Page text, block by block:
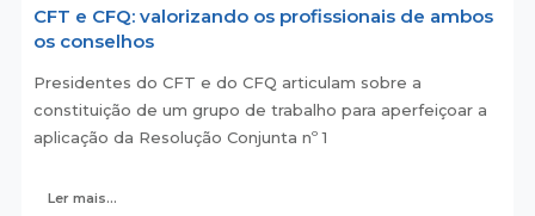
CFT e CFQ: valorizando os profissionais de ambos
os conselhos
Presidentes do CFT e do CFQ articulam sobre a
constituição de um grupo de trabalho para aperfeiçoar a
aplicação da Resolução Conjunta nº 1
Ler mais...